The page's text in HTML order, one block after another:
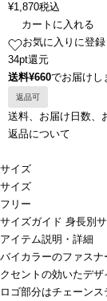
¥1,870税込
カートに入れる
お気に入りに登録
34pt還元
送料¥660でお届けし
返品可
送料、お届け日数、
返品について
サイズ
サイズ
フリー
サイズガイド 身長別
アイテム説明・詳細
バイカラーのファス
クセントの効いたデザ
ロゴ部分はチェーン